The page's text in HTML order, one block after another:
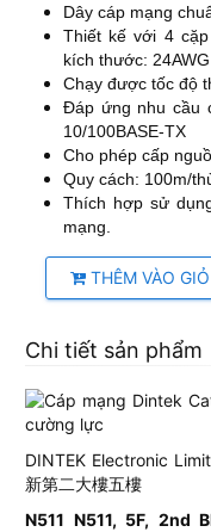
Dây cáp mạng
Thiết kế với 4 cặp
kích thước:
Chạy được tốc độ
Đáp ứng nhu cầu
10/100BASE-TX
Cho phép cấp
Quy cách: 100m/
Thích hợp sử
mạng.
THÊM VÀO GIỎ
Chi tiết sản phẩm
DINTEK Electronic
新第二大樓五樓
N511 N511, 5F, 2nd